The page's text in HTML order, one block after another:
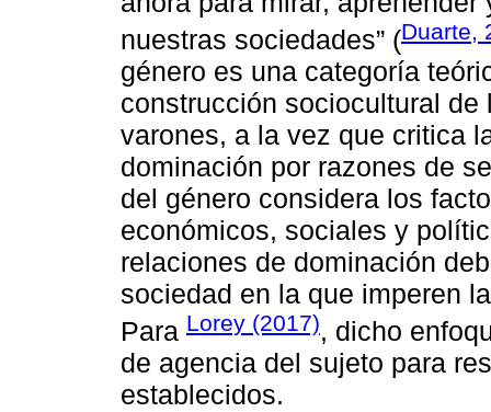
nuestras sociedades” (Duarte,
género es una categoría
construcción sociocultural
varones, a la vez que critica
dominación por razones de
del género considera los
económicos, sociales y
relaciones de dominación
sociedad en la que imperen
Para Lorey (2017), dicho
de agencia del sujeto para
establecidos.